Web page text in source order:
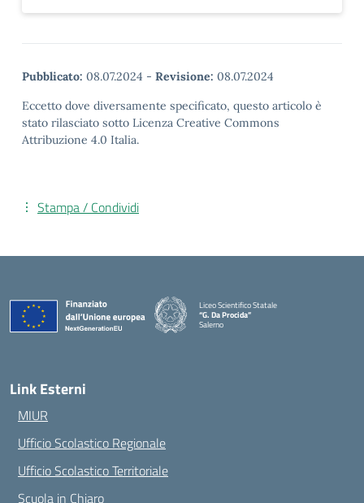
Pubblicato: 08.07.2024 - Revisione: 08.07.2024
Eccetto dove diversamente specificato, questo articolo è
stato rilasciato sotto Licenza Creative Commons
Attribuzione 4.0 Italia.
Stampa / Condividi
Liceo Scientifico Statale
“G. Da Procida”
Salerno
Link Esterni
MIUR
Ufficio Scolastico Regionale
Ufficio Scolastico Territoriale
Scuola in Chiaro